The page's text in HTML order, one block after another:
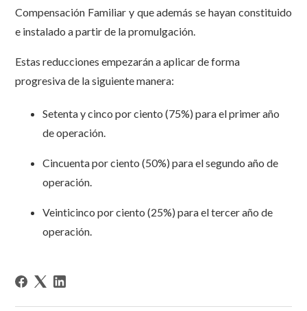
Compensación Familiar y que además se hayan constituido
e instalado a partir de la promulgación.
Estas reducciones empezarán a aplicar de forma
progresiva de la siguiente manera:
Setenta y cinco por ciento (75%) para el primer año
de operación.
Cincuenta por ciento (50%) para el segundo año de
operación.
Veinticinco por ciento (25%) para el tercer año de
operación.